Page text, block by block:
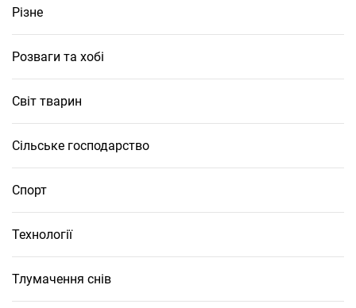
Різне
Розваги та хобі
Світ тварин
Сільське господарство
Спорт
Технології
Тлумачення снів